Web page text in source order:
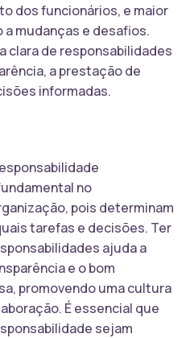
dos funcionários, e maior
mudanças e desafios.
clara de responsabilidades
a prestação de
informadas.
no
pois determinam
tarefas e decisões. Ter
ajuda a
e o bom
promovendo uma cultura
É essencial que
sejam